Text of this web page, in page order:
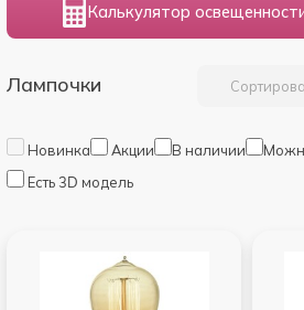
Калькулятор
Лампочки
Новинка Акции В наличии
Есть 3D модель